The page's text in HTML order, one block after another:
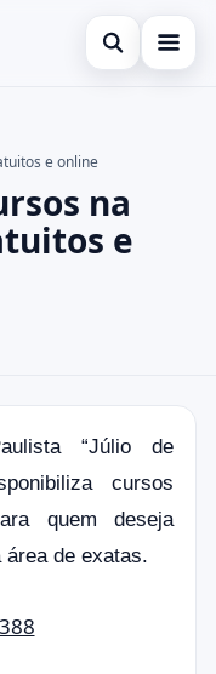
Abrir busca
para fechar.
e online
na
e
“Júlio de
cursos
quem deseja
de exatas.